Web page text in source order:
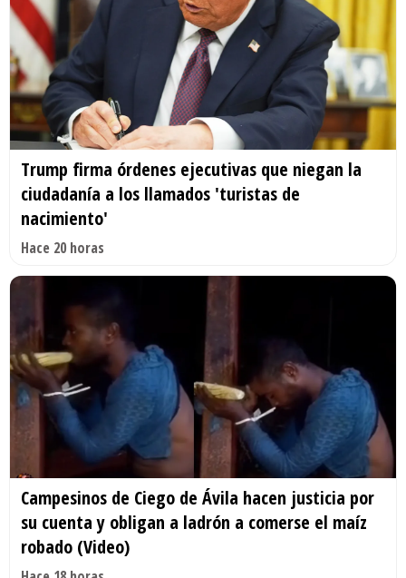
Trump firma órdenes ejecutivas que niegan la
ciudadanía a los llamados 'turistas de
nacimiento'
Hace 20 horas
Campesinos de Ciego de Ávila hacen justicia por
su cuenta y obligan a ladrón a comerse el maíz
robado (Video)